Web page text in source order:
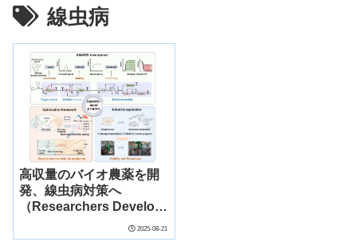
線虫病
高収量のバイオ農薬を開
発、線虫病対策へ
（Researchers Develop
High-yield Biopesticide
to Combat Costly
2025-08-21